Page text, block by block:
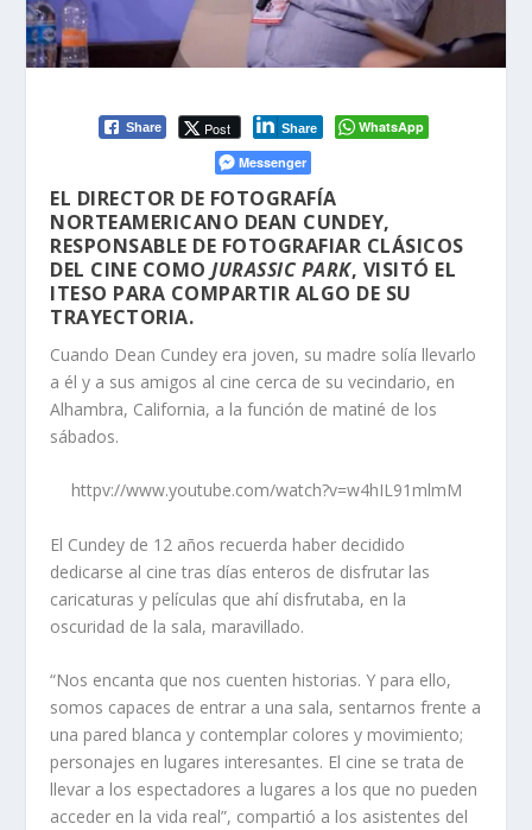
Share Post Share
WhatsApp
Messenger
EL DIRECTOR DE FOTOGRAFÍA
NORTEAMERICANO DEAN CUNDEY,
RESPONSABLE DE FOTOGRAFIAR CLÁSICOS
DEL CINE COMOJURASSIC PARK, VISITÓ EL
ITESO PARA COMPARTIR ALGO DE SU
TRAYECTORIA.
Cuando Dean Cundey era joven, su madre solía llevarlo
a él y a sus amigos al cine cerca de su vecindario, en
Alhambra, California, a la función de matiné de los
sábados.
httpv://www.youtube.com/watch?v=w4hIL91mlmM
El Cundey de 12 años recuerda haber decidido
dedicarse al cine tras días enteros de disfrutar las
caricaturas y películas que ahí disfrutaba, en la
oscuridad de la sala, maravillado.
“Nos encanta que nos cuenten historias. Y para ello,
somos capaces de entrar a una sala, sentarnos frente a
una pared blanca y contemplar colores y movimiento;
personajes en lugares interesantes. El cine se trata de
llevar a los espectadores a lugares a los que no pueden
acceder en la vida real”, compartió a los asistentes del